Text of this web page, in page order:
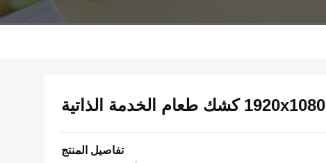
1920x1080 كشك طعام الخدمة الذاتية
تفاصيل المنتج